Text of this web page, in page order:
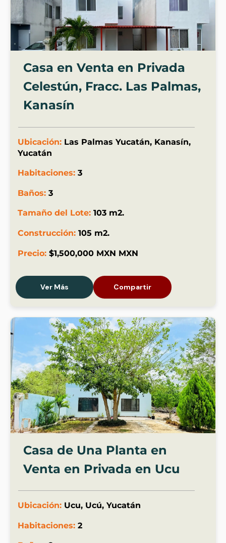
Casa en Venta en Privada
Celestún, Fracc. Las Palmas,
Kanasín
Ubicación: Las Palmas Yucatán, Kanasín,
Yucatán
Habitaciones: 3
Baños: 3
Tamaño del Lote: 103 m2.
Construcción: 105 m2.
Precio: $1,500,000 MXN MXN
Ver Más Compartir
Casa de Una Planta en
Venta en Privada en Ucu
Ubicación: Ucu, Ucú, Yucatán
Habitaciones: 2